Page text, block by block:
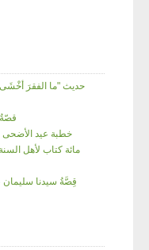
قصّةُ
خطبة عيد الأضحى -
مائة كتاب لأهل
قِصَّةُ سيدنا سليمان